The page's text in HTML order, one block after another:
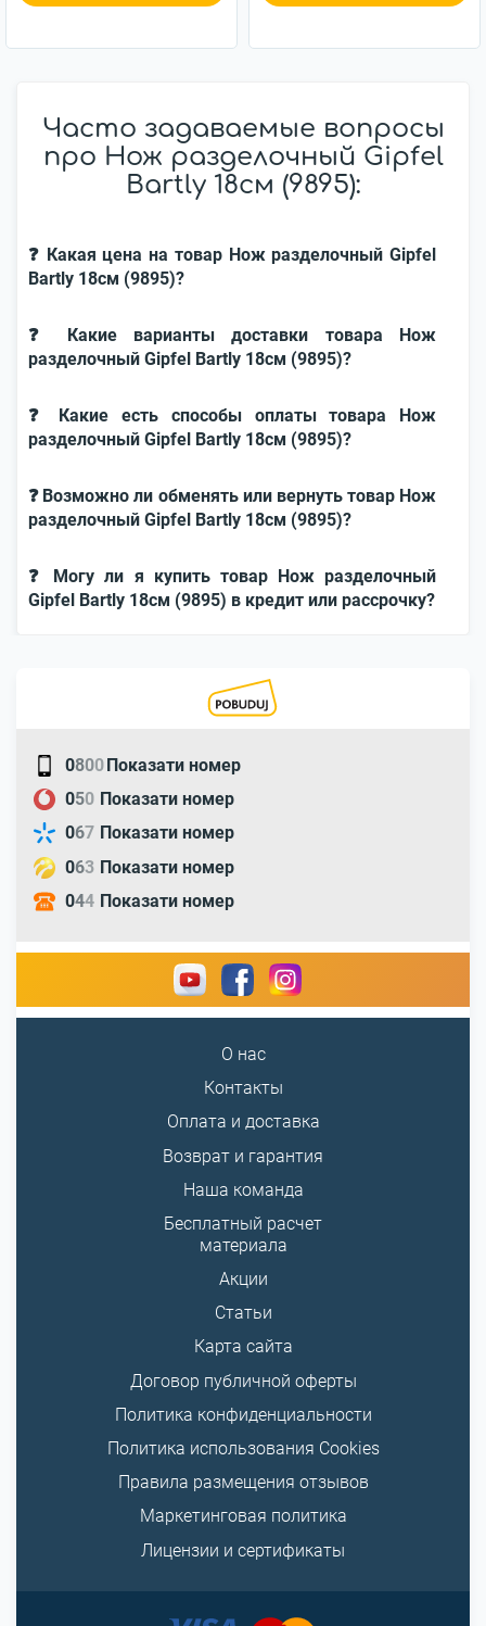
Часто задаваемые вопросы
про Нож разделочный Gipfel
Bartly 18см (9895):
❓ Какая цена на товар Нож разделочный Gipfel
Bartly 18см (9895)?
❓ Какие варианты доставки товара Нож
разделочный Gipfel Bartly 18см (9895)?
❓ Какие есть способы оплаты товара Нож
разделочный Gipfel Bartly 18см (9895)?
❓ Возможно ли обменять или вернуть товар Нож
разделочный Gipfel Bartly 18см (9895)?
❓ Могу ли я купить товар Нож разделочный
Gipfel Bartly 18см (9895) в кредит или рассрочку?
0800Показати номер
050 Показати номер
067 Показати номер
063 Показати номер
044 Показати номер
О нас
Контакты
Оплата и доставка
Возврат и гарантия
Наша команда
Бесплатный расчет
материала
Акции
Статьи
Карта сайта
Договор публичной оферты
Политика конфиденциальности
Политика использования Cookies
Правила размещения отзывов
Маркетинговая политика
Лицензии и сертификаты